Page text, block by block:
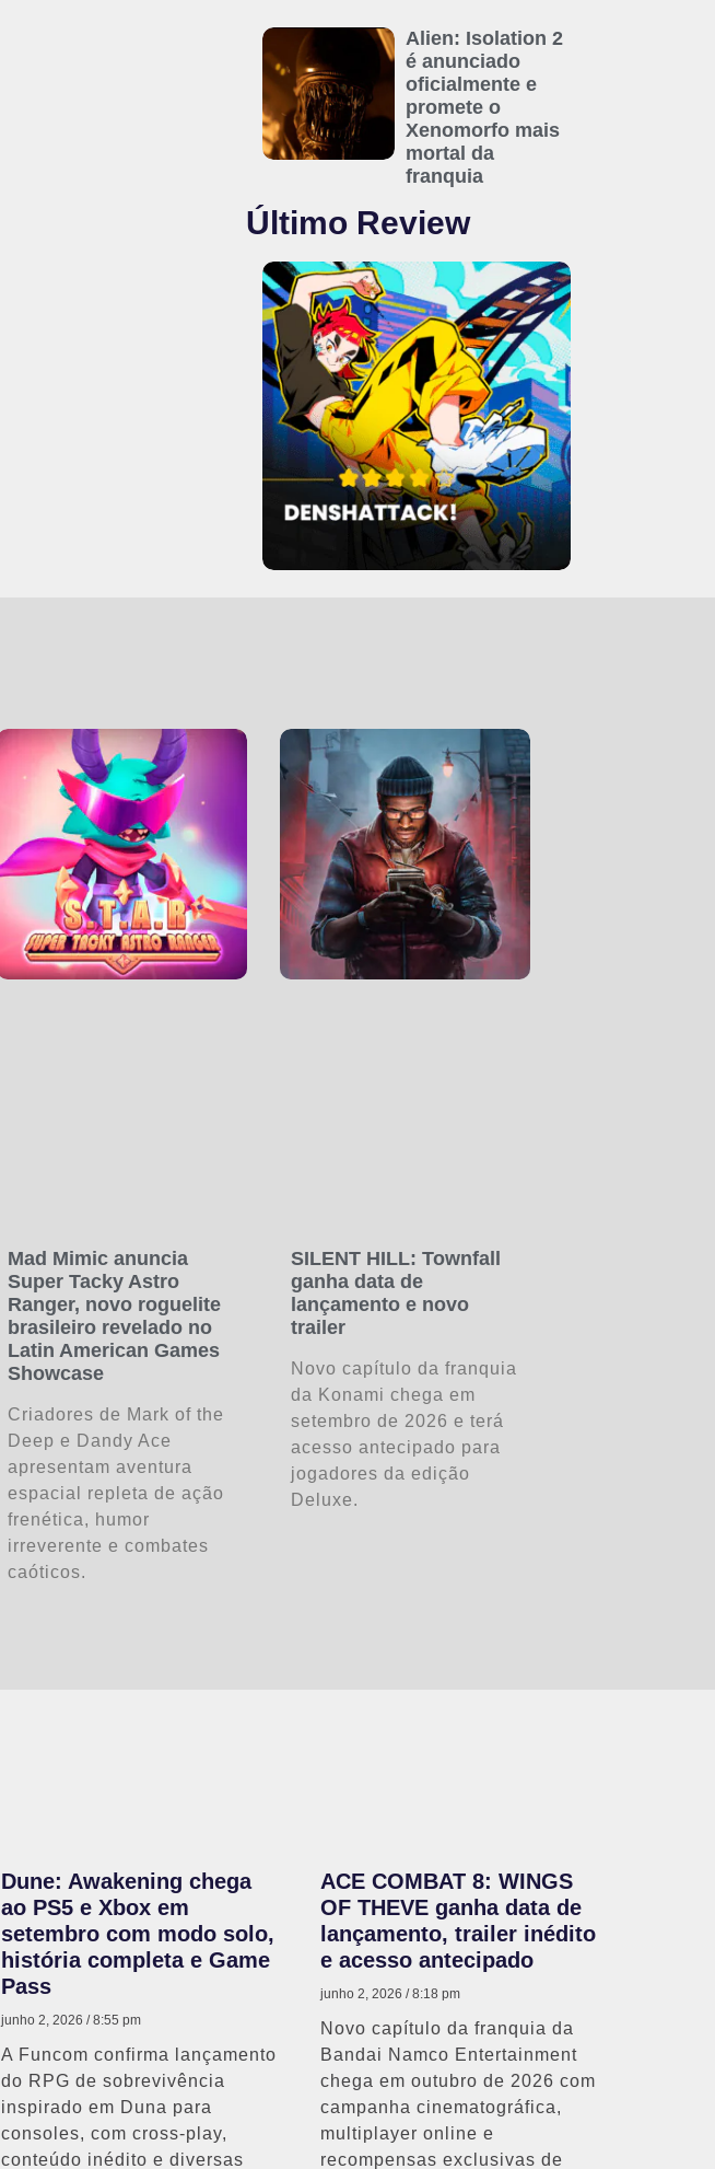
Alien: Isolation 2
é anunciado
oficialmente e
promete o
Xenomorfo mais
mortal da
franquia
Último Review
Mad Mimic anuncia
Super Tacky Astro
Ranger, novo roguelite
brasileiro revelado no
Latin American Games
Showcase
Criadores de Mark of the
Deep e Dandy Ace
apresentam aventura
espacial repleta de ação
frenética, humor
irreverente e combates
caóticos.
SILENT HILL: Townfall
ganha data de
lançamento e novo
trailer
Novo capítulo da franquia
da Konami chega em
setembro de 2026 e terá
acesso antecipado para
jogadores da edição
Deluxe.
Dune: Awakening chega
ao PS5 e Xbox em
setembro com modo solo,
história completa e Game
Pass
junho 2, 2026 8:55 pm
A Funcom confirma lançamento
do RPG de sobrevivência
inspirado em Duna para
consoles, com cross-play,
conteúdo inédito e diversas
ACE COMBAT 8: WINGS
OF THEVE ganha data de
lançamento, trailer inédito
e acesso antecipado
junho 2, 2026 8:18 pm
Novo capítulo da franquia da
Bandai Namco Entertainment
chega em outubro de 2026 com
campanha cinematográfica,
multiplayer online e
recompensas exclusivas de